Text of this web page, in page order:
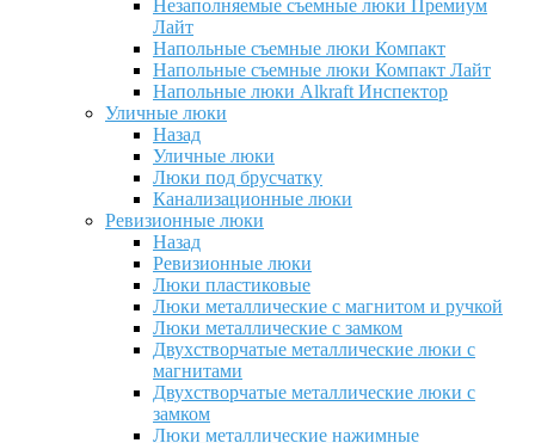
Незаполняемые съемные люки Премиум
Лайт
Напольные съемные люки Компакт
Напольные съемные люки Компакт Лайт
Напольные люки Alkraft Инспектор
Уличные люки
Назад
Уличные люки
Люки под брусчатку
Канализационные люки
Ревизионные люки
Назад
Ревизионные люки
Люки пластиковые
Люки металлические с магнитом и ручкой
Люки металлические с замком
Двухстворчатые металлические люки с
магнитами
Двухстворчатые металлические люки с
замком
Люки металлические нажимные